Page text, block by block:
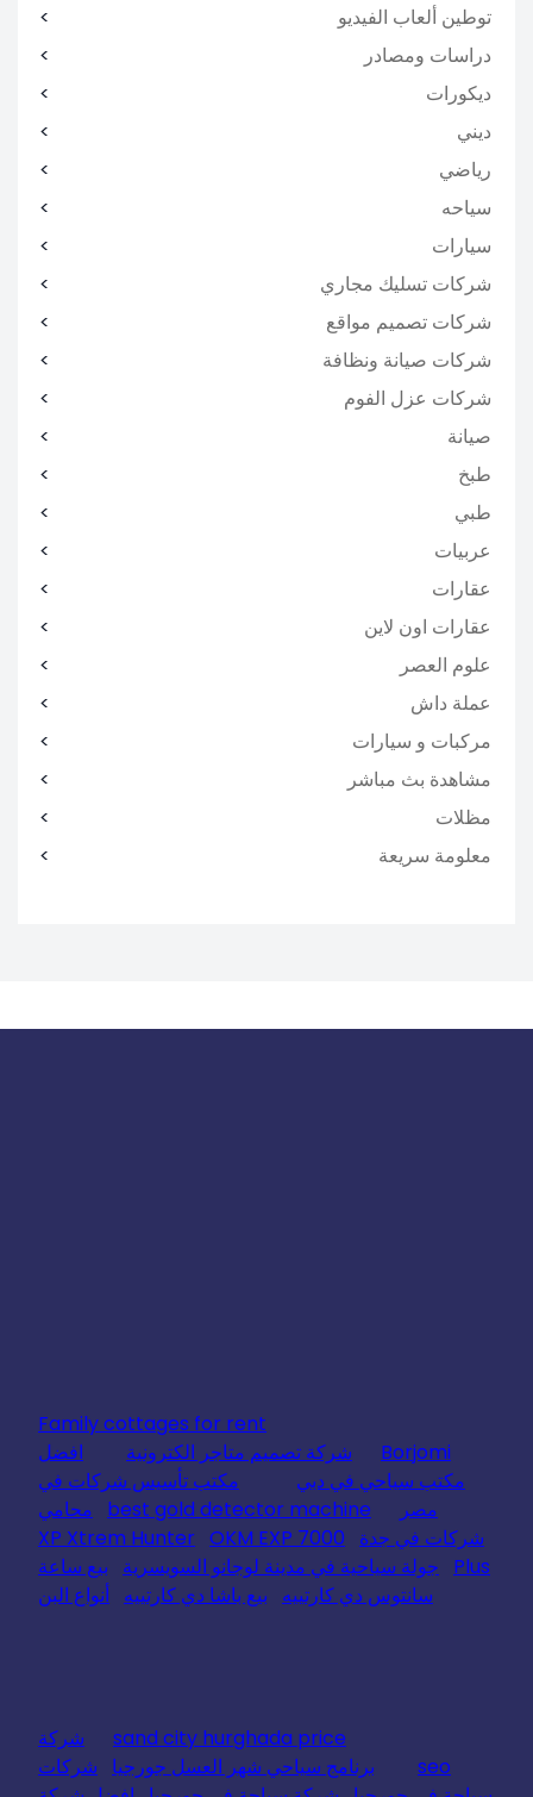
توطين ألعاب الفيديو
دراسات ومصادر
ديكورات
ديني
رياضي
سياحه
سيارات
شركات تسليك مجاري
شركات تصميم مواقع
شركات صيانة ونظافة
شركات عزل الفوم
صيانة
طبخ
طبي
عربيات
عقارات
عقارات اون لاين
علوم العصر
عملة داش
مركبات و سيارات
مشاهدة بث مباشر
مظلات
معلومة سريعة
Family cottages for rent
Borjomi
شركة تصميم متاجر الكترونية
افضل
مكتب سياحي في دبي
مكتب تأسيس شركات في
مصر
best gold detector machine
محامي
شركات في جدة
XP Xtrem Hunter OKM EXP 7000
Plus
جولة سياحية في مدينة لوجانو السويسرية
بيع ساعة
سانتوس دي كارتييه
بيع باشا دي كارتييه أنواع البن
sand city hurghada price
شركة
seo
برنامج سياحي شهر العسل جورجيا
شركات